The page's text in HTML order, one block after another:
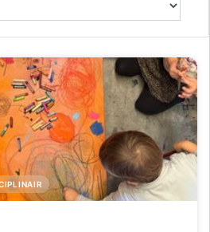
- Thema Licht & Schaduw